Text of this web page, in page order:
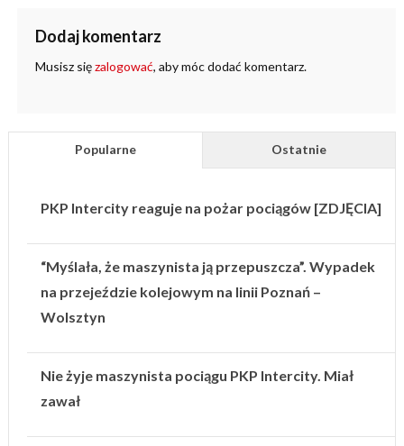
Dodaj komentarz
Musisz sięzalogować, aby móc dodać komentarz.
Popularne Ostatnie
PKP Intercity reaguje na pożar pociągów [ZDJĘCIA]
“Myślała, że maszynista ją przepuszcza”. Wypadek
na przejeździe kolejowym na linii Poznań –
Wolsztyn
Nie żyje maszynista pociągu PKP Intercity. Miał
zawał